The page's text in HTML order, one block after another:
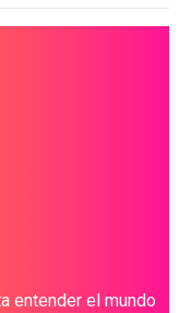
entender el mundo